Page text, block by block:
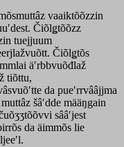
vaaiktõõzzin
Čiõlǥtõõzz
tuejjuum
Čiõlǥtõs
äʹrbbvuõđlaž
tiõttu,
da pueʹrrvââjjma
šâʹdde määŋgain
sââʹjest
da äimmõs lie